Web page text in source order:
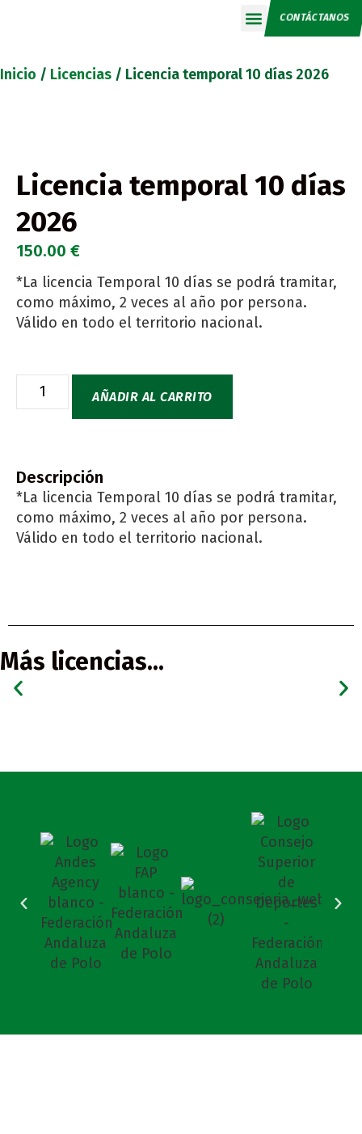
CONTÁCTANOS
Inicio / Licencias / Licencia temporal 10 días 2026
Licencia temporal 10 días
2026
150.00 €
*La licencia Temporal 10 días se podrá tramitar,
como máximo, 2 veces al año por persona.
Válido en todo el territorio nacional.
AÑADIR AL CARRITO
Descripción
*La licencia Temporal 10 días se podrá tramitar,
como máximo, 2 veces al año por persona.
Válido en todo el territorio nacional.
Más licencias...